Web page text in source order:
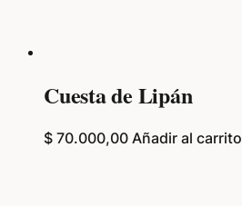
Cuesta de Lipán
$ 70.000,00 Añadir al carrito